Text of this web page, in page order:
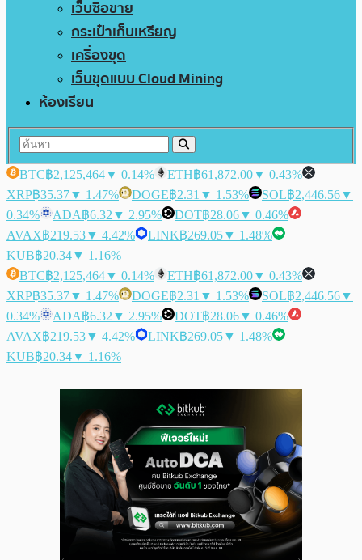
เว็บซื้อขาย
กระเป๋าเก็บเหรียญ
เครื่องขุด
เว็บขุดแบบ Cloud Mining
ห้องเรียน
BTC฿2,125,464▼ 0.14% ETH฿61,872.00▼ 0.43%
XRP฿35.37▼ 1.47% DOGE฿2.31 ▼ 1.53% SOL฿2,446.56▼
0.34%
ADA฿6.32 ▼ 2.95% DOT฿28.06▼ 0.46%
AVAX฿219.53▼ 4.42% LINK฿269.05▼ 1.48%
KUB฿20.34▼ 1.16%
BTC฿2,125,464▼ 0.14% ETH฿61,872.00▼ 0.43%
XRP฿35.37▼ 1.47% DOGE฿2.31 ▼ 1.53% SOL฿2,446.56▼
0.34%
ADA฿6.32 ▼ 2.95% DOT฿28.06▼ 0.46%
AVAX฿219.53▼ 4.42% LINK฿269.05▼ 1.48%
KUB฿20.34▼ 1.16%